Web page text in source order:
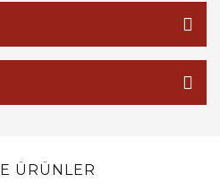
ÜRÜNLER